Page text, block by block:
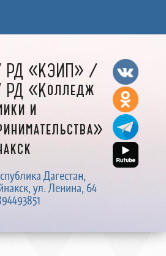
РД «КЭИП» /
РД «Колледж
и
Дагестан,
ул. Ленина, 64